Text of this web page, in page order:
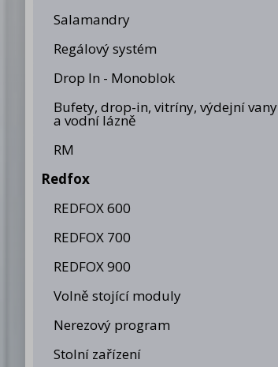
Salamandry
Regálový systém
Drop In - Monoblok
Bufety, drop-in, vitríny, výdejní vany
a vodní lázně
RM
Redfox
REDFOX 600
REDFOX 700
REDFOX 900
Volně stojící moduly
Nerezový program
Stolní zařízení